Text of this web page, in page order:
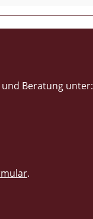
Beratung unter:
.